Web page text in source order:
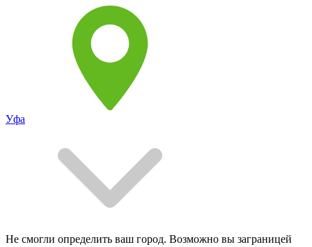
Уфа
Не смогли определить ваш город. Возможно вы заграницей